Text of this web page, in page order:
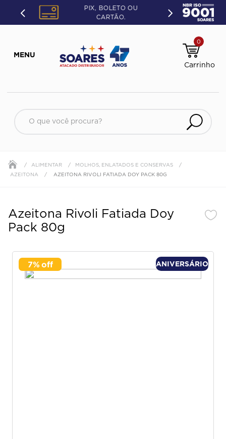
PIX, BOLETO OU
CARTÃO.
0
O que você procura?
ALIMENTAR
MOLHOS, ENLATADOS E CONSERVAS
AZEITONA
AZEITONA RIVOLI FATIADA DOY PACK 80G
Azeitona Rivoli Fatiada Doy
Pack 80g
ANIVERSÁRIO
7%